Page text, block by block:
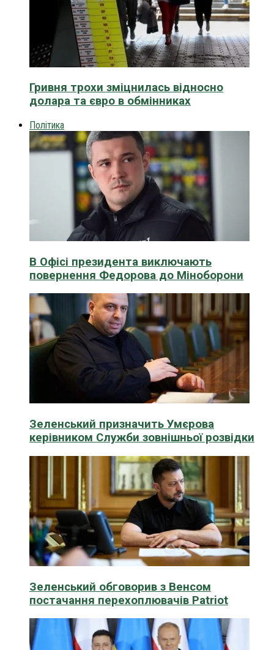
Гривня трохи зміцнилась відносно
долара та євро в обмінниках
Політика
В Офісі президента виключають
повернення Федорова до Міноборони
Зеленський призначить Умєрова
керівником Служби зовнішньої розвідки
Зеленський обговорив з Венсом
постачання перехоплювачів Patriot